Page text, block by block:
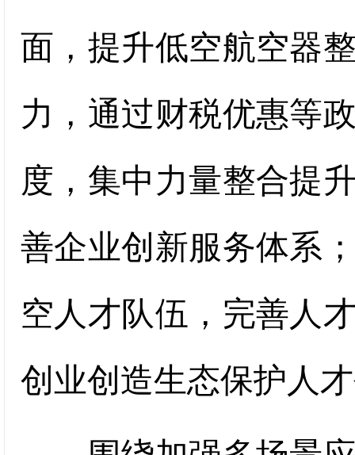
面，提升低空航空器
力，通过财税优惠等
度，集中力量整合提
善企业创新服务体系
空人才队伍，完善人
创业创造生态保护人